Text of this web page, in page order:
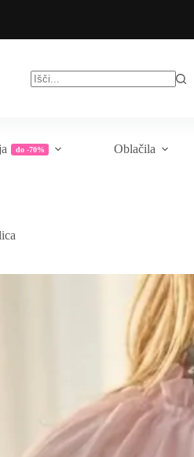
do -70% Oblačila